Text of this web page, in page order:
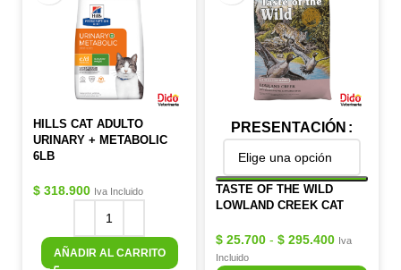
HILLS CAT ADULTO
URINARY + METABOLIC
6LB
$ 318.900 Iva Incluido
AÑADIR AL CARRITO
PRESENTACIÓN
TASTE OF THE WILD
LOWLAND CREEK CAT
$ 25.700 - $ 295.400 Iva
Incluido